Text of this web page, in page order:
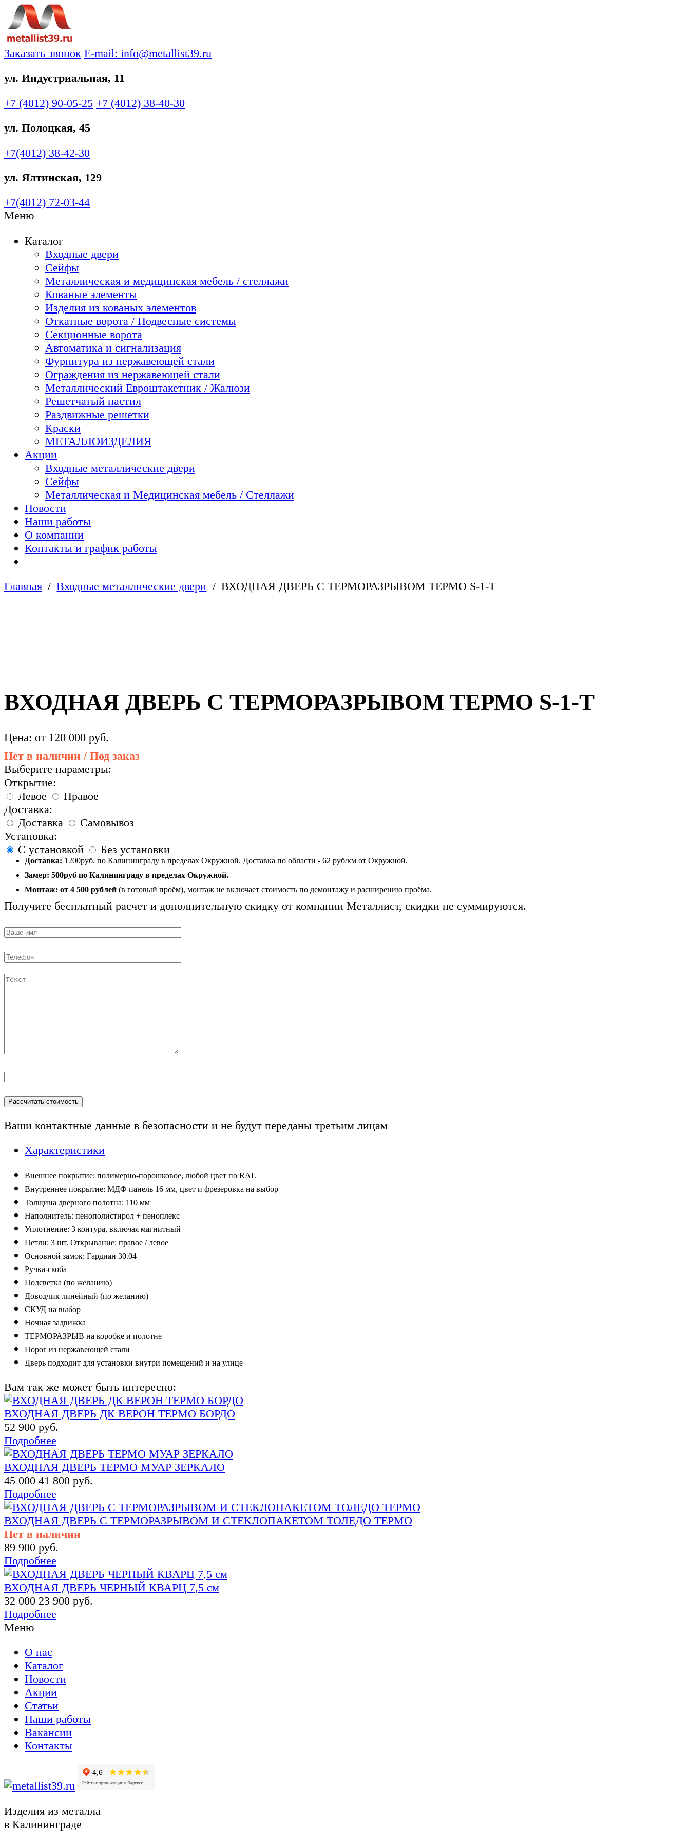
Заказать звонок E-mail: info@metallist39.ru
ул. Индустриальная, 11
+7 (4012) 90-05-25 +7 (4012) 38-40-30
ул. Полоцкая, 45
+7(4012) 38-42-30
ул. Ялтинская, 129
+7(4012) 72-03-44
Меню
Каталог
Входные двери
Сейфы
Металлическая и медицинская мебель / стеллажи
Кованые элементы
Изделия из кованых элементов
Откатные ворота / Подвесные системы
Секционные ворота
Автоматика и сигнализация
Фурнитура из нержавеющей стали
Ограждения из нержавеющей стали
Металлический Евроштакетник / Жалюзи
Решетчатый настил
Раздвижные решетки
Краски
МЕТАЛЛОИЗДЕЛИЯ
Акции
Входные металлические двери
Сейфы
Металлическая и Медицинская мебель / Стеллажи
Новости
Наши работы
О компании
Контакты и график работы
Главная Входные металлические двери ВХОДНАЯ ДВЕРЬ С ТЕРМОРАЗРЫВОМ ТЕРМО S-1-Т
ВХОДНАЯ ДВЕРЬ С ТЕРМОРАЗРЫВОМ ТЕРМО S-1-Т
Цена: от 120 000 руб.
Нет в наличии / Под заказ
Выберите параметры:
Открытие:
Левое
Правое
Доставка:
Доставка
Самовывоз
Установка:
С установкой
Без установки
Доставка: 1200руб. по Калининграду в пределах Окружной. Доставка по области - 62 руб/км от Окружной.
Замер: 500руб по Калининграду в пределах Окружной.
Монтаж: от 4 500 рублей (в готовый проём), монтаж не включает стоимость по демонтажу и расширению проёма.
Получите бесплатный расчет и дополнительную скидку от компании Металлист, скидки не суммируются.
Ваши контактные данные в безопасности и не будут переданы третьим лицам
Характеристики
Внешнее покрытие: полимерно-порошковое, любой цвет по RAL
Внутреннее покрытие: МДФ панель 16 мм, цвет и фрезеровка на выбор
Толщина дверного полотна: 110 мм
Наполнитель: пенополистирол + пеноплекс
Уплотнение: 3 контура, включая магнитный
Петли: 3 шт. Открывание: правое / левое
Основной замок: Гардиан 30.04
Ручка-скоба
Подсветка (по желанию)
Доводчик линейный (по желанию)
СКУД на выбор
Ночная задвижка
ТЕРМОРАЗРЫВ на коробке и полотне
Порог из нержавеющей стали
Дверь подходит для установки внутри помещений и на улице
Вам так же может быть интересно:
ВХОДНАЯ ДВЕРЬ ДК ВЕРОН ТЕРМО БОРДО
52 900 руб.
Подробнее
ВХОДНАЯ ДВЕРЬ ТЕРМО МУАР ЗЕРКАЛО
45 000 41 800 руб.
Подробнее
ВХОДНАЯ ДВЕРЬ С ТЕРМОРАЗРЫВОМ И СТЕКЛОПАКЕТОМ ТОЛЕДО ТЕРМО
Нет в наличии
89 900 руб.
Подробнее
ВХОДНАЯ ДВЕРЬ ЧЕРНЫЙ КВАРЦ 7,5 см
32 000 23 900 руб.
Подробнее
Меню
О нас
Каталог
Новости
Акции
Статьи
Наши работы
Вакансии
Контакты
Изделия из металла
в Калининграде